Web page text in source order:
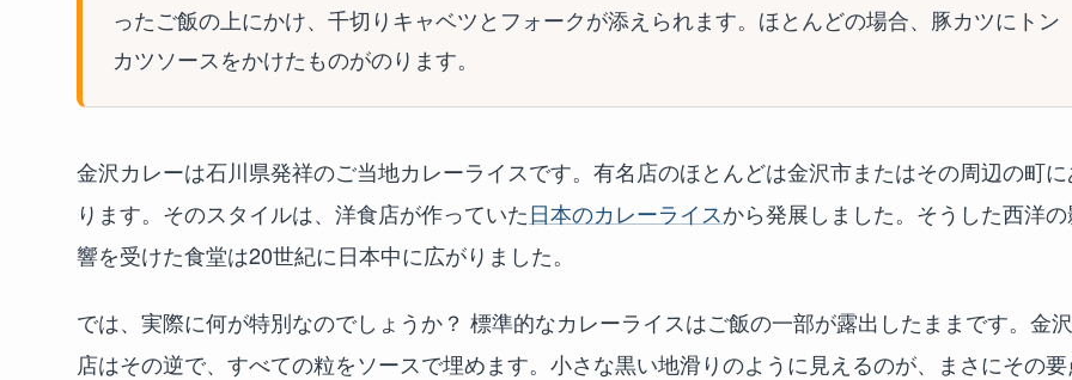
ったご飯の上にかけ、千切りキャベツとフォークが添えられます。ほとんどの場合、豚カツにトン
カツソースをかけたものがのります。
金沢カレーは石川県発祥のご当地カレーライスです。有名店のほとんどは金沢市またはその周辺の町に
ります。そのスタイルは、洋食店が作っていた日本のカレーライスから発展しました。そうした西洋の
響を受けた食堂は20世紀に日本中に広がりました。
では、実際に何が特別なのでしょうか？ 標準的なカレーライスはご飯の一部が露出したままです。金
店はその逆で、すべての粒をソースで埋めます。小さな黒い地滑りのように見えるのが、まさにその要